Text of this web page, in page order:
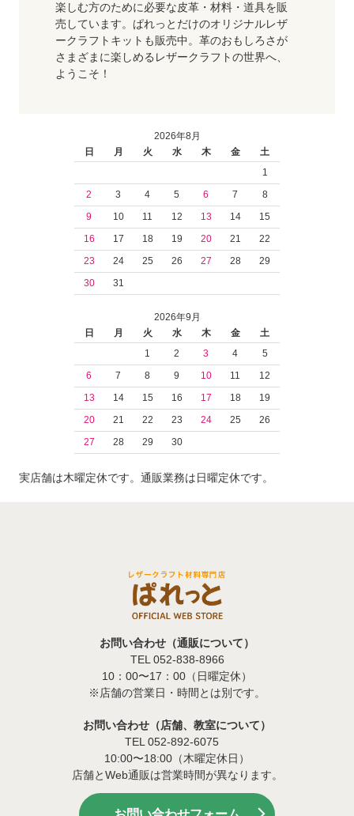
楽しむ方のために必要な皮革・材料・道具を販
売しています。ぱれっとだけのオリジナルレザ
ークラフトキットも販売中。革のおもしろさが
さまざまに楽しめるレザークラフトの世界へ、
ようこそ！
2026年8月
日
月 火 水 木 金
土
1
2
3 4 5 6 7
8
9
10 11 12 13 14
15
16
17 18 19 20 21
22
23
24 25 26 27 28
29
30
31
2026年9月
日
月 火 水 木 金
土
1
2 3 4
5
6
7 8 9 10 11
12
13
14 15 16 17 18
19
20
21 22 23 24 25
26
27
28 29 30
実店舗は木曜定休です。通販業務は日曜定休です。
お問い合わせ（通販について）
TEL 052-838-8966
10：00〜17：00（日曜定休）
※店舗の営業日・時間とは別です。
お問い合わせ（店舗、教室について）
TEL 052-892-6075
10:00〜18:00（木曜定休日）
店舗とWeb通販は営業時間が異なります。